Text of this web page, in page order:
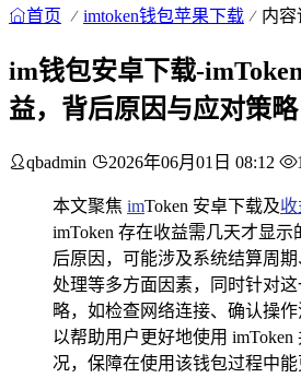
首页 imtoken钱包苹果下载 内容
im钱包安卓下载-
益，背后原因与应对策略
qbadmin 2026年06月01日 08:12
本文聚焦 imToken 安卓下载及
imToken 存在收益需几天才显示
后原因，可能涉及系统结算周
处理等多方面因素，同时针对
略，如检查网络连接、确认操作
以帮助用户更好地使用
况，保障在使用该钱包过程中